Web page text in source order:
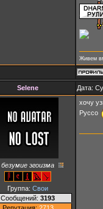
Живем
Selene Дата:
безумие эгоизма
Группа: Свои
Сообщений: 3193
хочу
Руссо